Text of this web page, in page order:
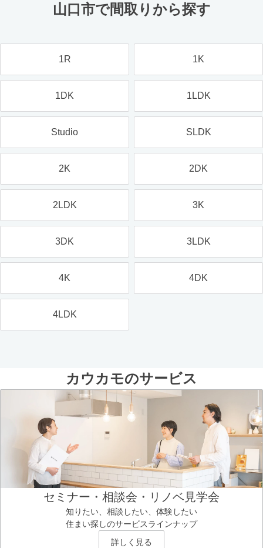
山口市で間取りから探す
1R 1K
1DK 1LDK
Studio SLDK
2K 2DK
2LDK 3K
3DK 3LDK
4K 4DK
4LDK
カウカモのサービス
セミナー・相談会・リノベ見学会
知りたい、相談したい、体験したい
住まい探しのサービスラインナップ
詳しく見る